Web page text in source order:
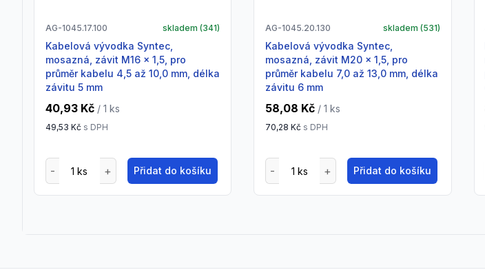
AG-1045.17.100 skladem (341)
Kabelová vývodka Syntec,
mosazná, závit M16 x 1,5, pro
průměr kabelu 4,5 až 10,0 mm, délka
závitu 5 mm
40,93 Kč / 1 ks
49,53 Kč s DPH
Přidat do košíku
AG-1045.20.130 skladem (531)
Kabelová vývodka Syntec,
mosazná, závit M20 x 1,5, pro
průměr kabelu 7,0 až 13,0 mm, délka
závitu 6 mm
58,08 Kč / 1 ks
70,28 Kč s DPH
Přidat do košíku